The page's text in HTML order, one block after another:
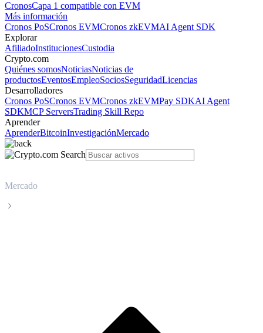
CronosCapa 1 compatible con EVM
Más información
Cronos PoSCronos EVMCronos zkEVMAI Agent SDK
Explorar
AfiliadoInstitucionesCustodia
Crypto.com
Quiénes somosNoticiasNoticias de
productosEventosEmpleoSociosSeguridadLicencias
Desarrolladores
Cronos PoSCronos EVMCronos zkEVMPay SDKAI Agent
SDKMCP ServersTrading Skill Repo
Aprender
AprenderBitcoinInvestigaciónMercado
Mercado